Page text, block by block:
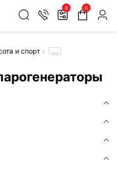
0 0
и спорт .....